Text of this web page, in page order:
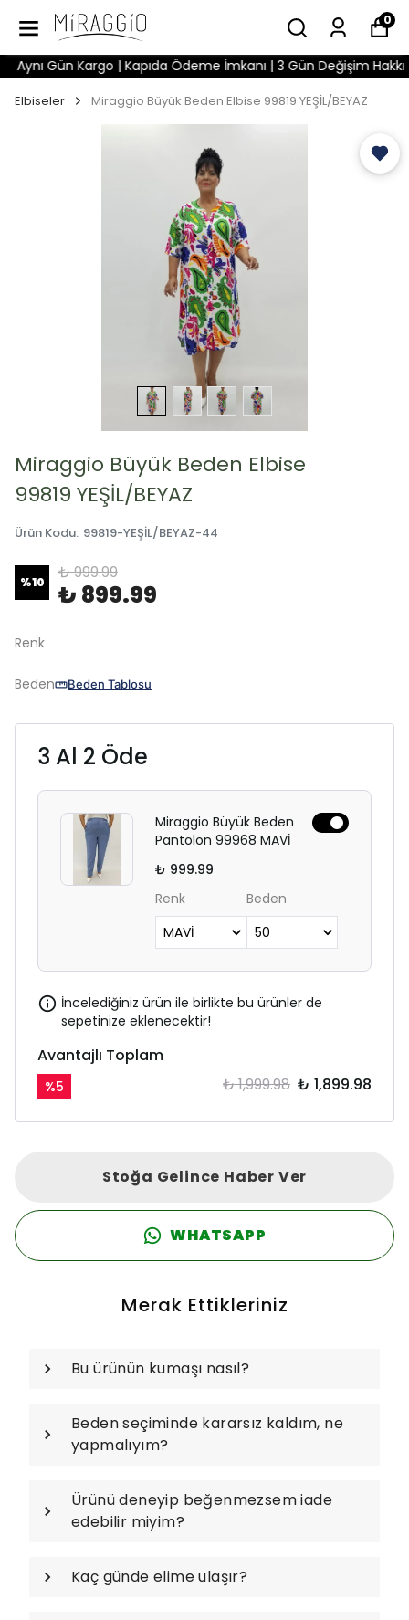
0
Gün Kargo | Kapıda Ödeme İmkanı | 3 Gün Değişim Hakkı |
Elbiseler Miraggio Büyük Beden Elbise 99819 YEŞİL/BEYAZ
Miraggio Büyük Beden Elbise
99819 YEŞİL/BEYAZ
Ürün Kodu: 99819-YEŞİL/BEYAZ-44
%10 ₺ 999.99
₺ 899.99
Renk
Beden Beden Tablosu
3 Al 2 Öde
Miraggio Büyük Beden
Pantolon 99968 MAVİ
₺ 999.99
Renk
Beden
İncelediğiniz ürün ile birlikte bu ürünler de
sepetinize eklenecektir!
Avantajlı Toplam
%5 ₺ 1,999.98 ₺ 1,899.98
Stoğa Gelince Haber Ver
WHATSAPP
Merak Ettikleriniz
Bu ürünün kumaşı nasıl?
Beden seçiminde kararsız kaldım, ne
yapmalıyım?
Ürünü deneyip beğenmezsem iade
edebilir miyim?
Kaç günde elime ulaşır?